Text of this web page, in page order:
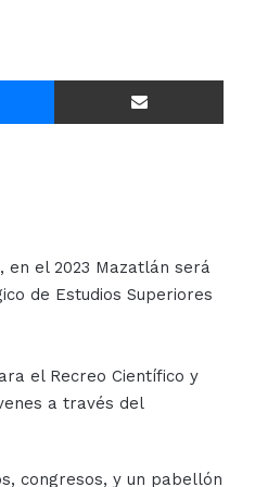
Messenger Compartir Via E-mail
el 2023 Mazatlán será
de Estudios Superiores
el Recreo Científico y
a través del
congresos, y un pabellón